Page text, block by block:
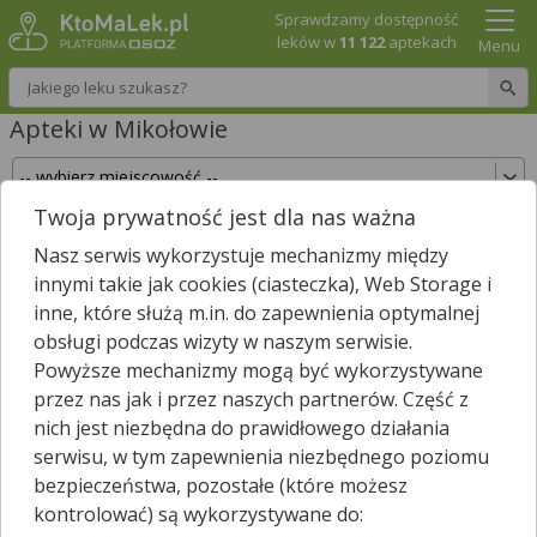
Wpisz nazwę leku
Sprawdzamy dostępność
leków w11 122aptekach Menu
Apteki w Mikołowie
Sprawdź, które apteki w Mikołowie posiadają
Twój lek i zarezerwuj go już teraz!
Wpisz nazwę leku
W Mikołowie jest13 aptek.
Wybierz typ aptek
Twoja prywatność jest dla nas ważna
Nasz serwis wykorzystuje mechanizmy między
innymi takie jak cookies (ciasteczka), Web Storage i
inne, które służą m.in. do zapewnienia optymalnej
obsługi podczas wizyty w naszym serwisie.
Powyższe mechanizmy mogą być wykorzystywane
przez nas jak i przez naszych partnerów. Część z
nich jest niezbędna do prawidłowego działania
serwisu, w tym zapewnienia niezbędnego poziomu
bezpieczeństwa, pozostałe (które możesz
kontrolować) są wykorzystywane do: